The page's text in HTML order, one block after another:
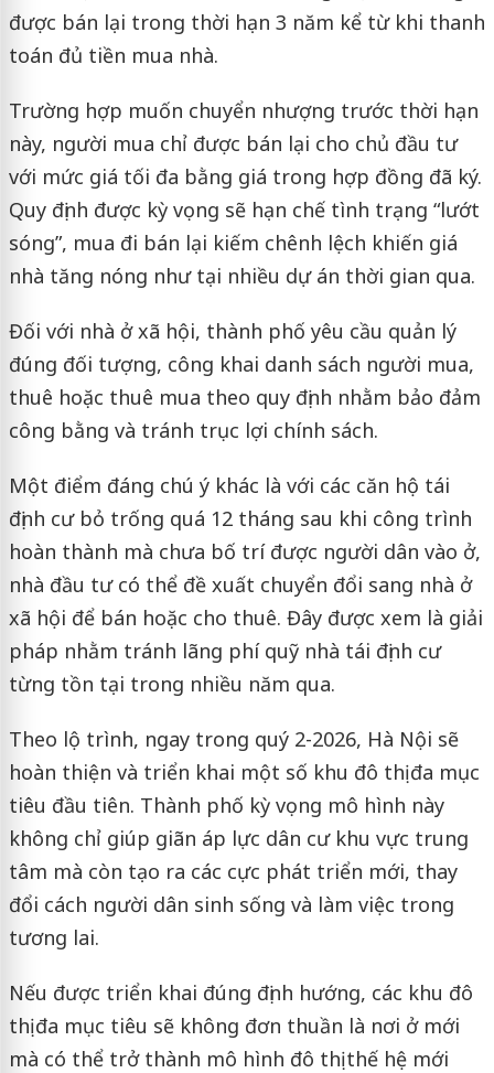
được bán lại trong thời hạn 3 năm kể từ khi thanh
toán đủ tiền mua nhà.
Trường hợp muốn chuyển nhượng trước thời hạn
này, người mua chỉ được bán lại cho chủ đầu tư
với mức giá tối đa bằng giá trong hợp đồng đã ký.
Quy định được kỳ vọng sẽ hạn chế tình trạng “lướt
sóng”, mua đi bán lại kiếm chênh lệch khiến giá
nhà tăng nóng như tại nhiều dự án thời gian qua.
Đối với nhà ở xã hội, thành phố yêu cầu quản lý
đúng đối tượng, công khai danh sách người mua,
thuê hoặc thuê mua theo quy định nhằm bảo đảm
công bằng và tránh trục lợi chính sách.
Một điểm đáng chú ý khác là với các căn hộ tái
định cư bỏ trống quá 12 tháng sau khi công trình
hoàn thành mà chưa bố trí được người dân vào ở,
nhà đầu tư có thể đề xuất chuyển đổi sang nhà ở
xã hội để bán hoặc cho thuê. Đây được xem là giải
pháp nhằm tránh lãng phí quỹ nhà tái định cư
từng tồn tại trong nhiều năm qua.
Theo lộ trình, ngay trong quý 2-2026, Hà Nội sẽ
hoàn thiện và triển khai một số khu đô thị đa mục
tiêu đầu tiên. Thành phố kỳ vọng mô hình này
không chỉ giúp giãn áp lực dân cư khu vực trung
tâm mà còn tạo ra các cực phát triển mới, thay
đổi cách người dân sinh sống và làm việc trong
tương lai.
Nếu được triển khai đúng định hướng, các khu đô
thị đa mục tiêu sẽ không đơn thuần là nơi ở mới
mà có thể trở thành mô hình đô thị thế hệ mới